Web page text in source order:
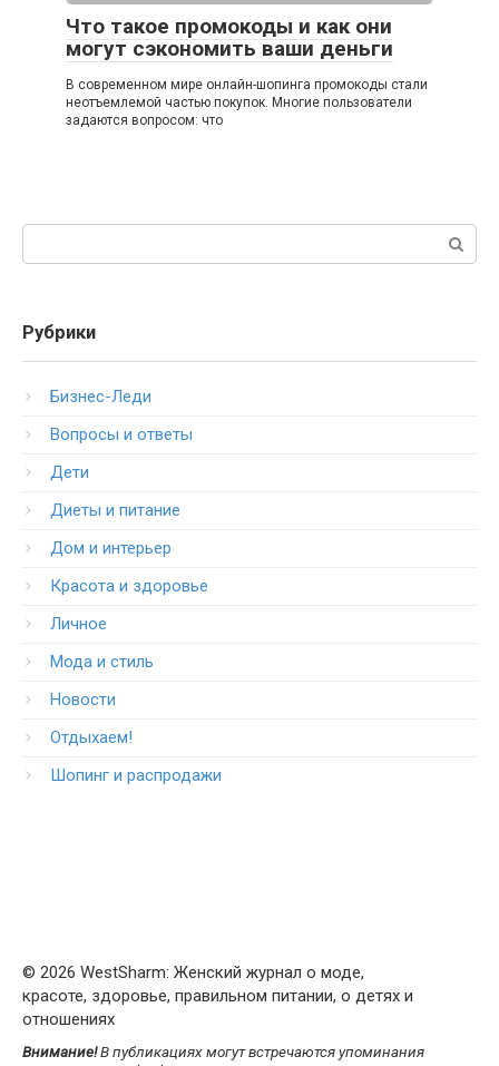
Что такое промокоды и как они
могут сэкономить ваши деньги
В современном мире онлайн-шопинга промокоды стали
неотъемлемой частью покупок. Многие пользователи
задаются вопросом: что
Рубрики
Бизнес-Леди
Вопросы и ответы
Дети
Диеты и питание
Дом и интерьер
Красота и здоровье
Личное
Мода и стиль
Новости
Отдыхаем!
Шопинг и распродажи
© 2026 WestSharm: Женский журнал о моде,
красоте, здоровье, правильном питании, о детях и
отношениях
Внимание!В публикациях могут встречаются упоминания